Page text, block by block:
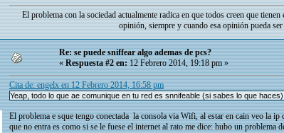
El problema con la sociedad actualmente radica en que todos creen que
opinión, siempre y cuando esa opinión pueda
Re: se puede sniffear algo ademas de pcs?
«Respuesta #2 en:12 Febrero 2014, 19:18 pm »
Cita de: engelx en 12 Febrero 2014, 16:58 pm
Yeap, todo lo que ae comunique en tu red es snnifeable (si sabes lo que haces)
El problema e sque tengo conectada la consola via Wifi, al estar en cain veo la
que no entra es como si se le fuese el internet al rato me dice: hubo un problema